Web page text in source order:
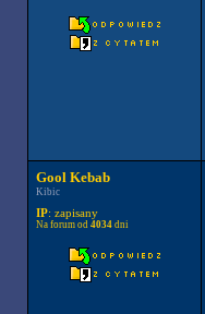
Gool Kebab
Kibic
IP: zapisany
Na forum od 4034dni